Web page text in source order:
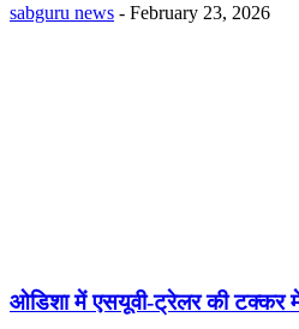
sabguru news - February 23, 2026
ओडिशा में एसयूवी-ट्रेलर की टक्कर में